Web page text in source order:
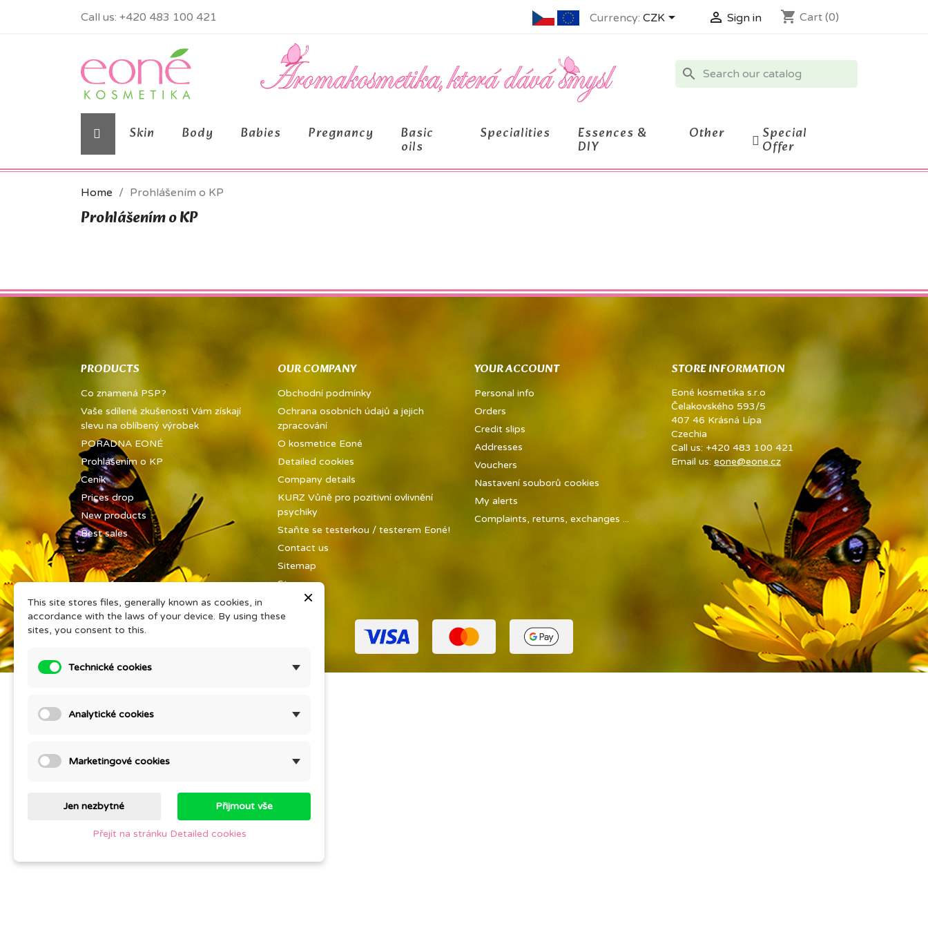
Call us: +420 483 100 421 Currency: CZK  Sign in shopping_cart Cart (0)
search
Skin Body Babies Pregnancy Basic
oils
Specialities Essences &
DIY
Other Special
Offer
Home Prohlášením o KP
Prohlášením o KP
PRODUCTS
Co znamená PSP?
Vaše sdílené zkušenosti Vám získají
slevu na oblíbený výrobek
PORADNA EONÉ
Prohlášením o KP
Ceník
Prices drop
New products
Best sales
OUR COMPANY
Obchodní podmínky
Ochrana osobních údajů a jejich
zpracování
O kosmetice Eoné
Detailed cookies
Company details
KURZ Vůně pro pozitivní ovlivnění
psychiky
Staňte se testerkou / testerem Eoné!
Contact us
Sitemap
Stores
YOUR ACCOUNT
Personal info
Orders
Credit slips
Addresses
Vouchers
Nastavení souborů cookies
My alerts
Complaints, returns, exchanges ...
STORE INFORMATION
Eoné kosmetika s.r.o
Čelakovského 593/5
407 46 Krásná Lípa
Czechia
Call us: +420 483 100 421
Email us: eone@eone.cz
×
This site stores files, generally known as cookies, in
accordance with the laws of your device. By using these
sites, you consent to this.
Technické cookies
Analytické cookies
Marketingové cookies
Jen nezbytné Přijmout vše
Přejít na stránku Detailed cookies